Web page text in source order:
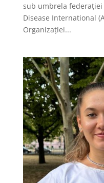
sub umbrela
Disease International
Organizației...